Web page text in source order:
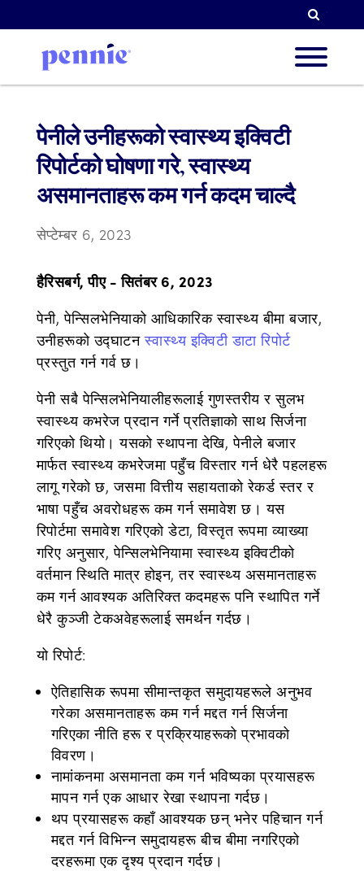
हाम्रा
संसाधन
पेनीले उनीहरूको स्वास्थ्य इक्विटी
रिपोर्टको घोषणा गरे, स्वास्थ्य
असमानताहरू कम गर्न कदम चाल्दै
सेप्टेम्बर 6, 2023
हैरिसबर्ग, पीए - सितंबर 6, 2023
पेनी, पेन्सिलभेनियाको आधिकारिक स्वास्थ्य बीमा बजार,
उनीहरूको उद्घाटनस्वास्थ्य इक्विटी डाटा रिपोर्ट
प्रस्तुत गर्न गर्व छ।
पेनी सबै पेन्सिलभेनियालीहरूलाई गुणस्तरीय र सुलभ
स्वास्थ्य कभरेज प्रदान गर्ने प्रतिज्ञाको साथ सिर्जना
गरिएको थियो। यसको स्थापना देखि, पेनीले बजार
मार्फत स्वास्थ्य कभरेजमा पहुँच विस्तार गर्न धेरै पहलहरू
लागू गरेको छ, जसमा वित्तीय सहायताको रेकर्ड स्तर र
भाषा पहुँच अवरोधहरू कम गर्न समावेश छ। यस
रिपोर्टमा समावेश गरिएको डेटा, विस्तृत रूपमा व्याख्या
गरिए अनुसार, पेन्सिलभेनियामा स्वास्थ्य इक्विटीको
वर्तमान स्थिति मात्र होइन, तर स्वास्थ्य असमानताहरू
कम गर्न आवश्यक अतिरिक्त कदमहरू पनि स्थापित गर्ने
धेरै कुञ्जी टेकअवेहरूलाई समर्थन गर्दछ।
यो रिपोर्ट:
ऐतिहासिक रूपमा सीमान्तकृत समुदायहरूले अनुभव
गरेका असमानताहरू कम गर्न मद्दत गर्न सिर्जना
गरिएका नीति हरू र प्रक्रियाहरूको प्रभावको
विवरण।
नामांकनमा असमानता कम गर्न भविष्यका प्रयासहरू
मापन गर्न एक आधार रेखा स्थापना गर्दछ।
थप प्रयासहरू कहाँ आवश्यक छन् भनेर पहिचान गर्न
मद्दत गर्न विभिन्न समुदायहरू बीच बीमा नगरिएको
दरहरूमा एक दृश्य प्रदान गर्दछ।